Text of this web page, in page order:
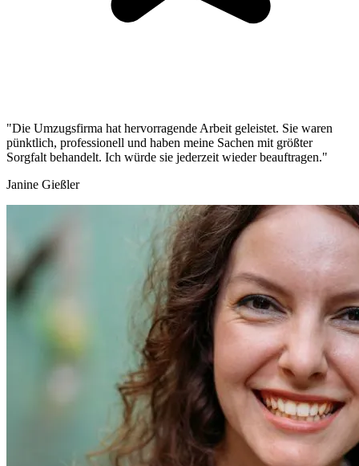
"Die Umzugsfirma hat hervorragende Arbeit geleistet. Sie waren
pünktlich, professionell und haben meine Sachen mit größter
Sorgfalt behandelt. Ich würde sie jederzeit wieder beauftragen."
Janine Gießler